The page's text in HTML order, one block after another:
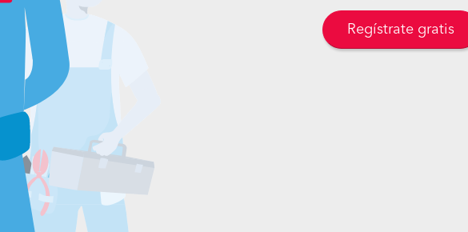
Regístrate gratis